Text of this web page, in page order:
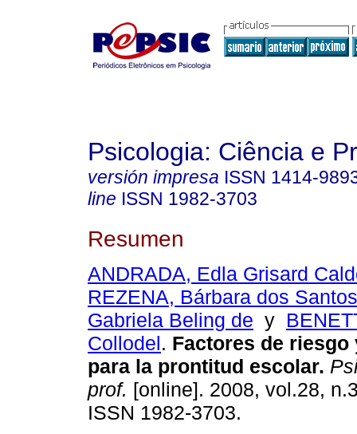
Psicologia: Ciência e
versión impresa ISSN 1414-
line ISSN 1982-3703
Resumen
ANDRADA, Edla Grisard
REZENA, Bárbara dos Santos
Gabriela Beling de y
Collodel. Factores de
para la prontitud escolar.
prof. [online]. 2008, vol.28,
ISSN 1982-3703.